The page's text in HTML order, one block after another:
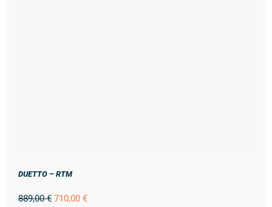
DUETTO – RTM
889,00€ 710,00 €